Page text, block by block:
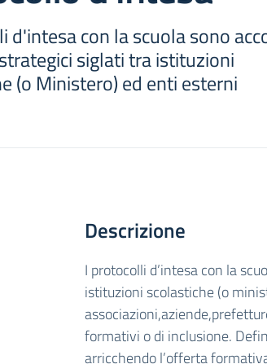
d'intesa con la scuola sono
siglati tra istituzioni
(o Ministero) ed enti esterni
Descrizione
I protocolli d’intesa con la
istituzioni scolastiche (o
formativi o di inclusione.
arricchendo l’offerta